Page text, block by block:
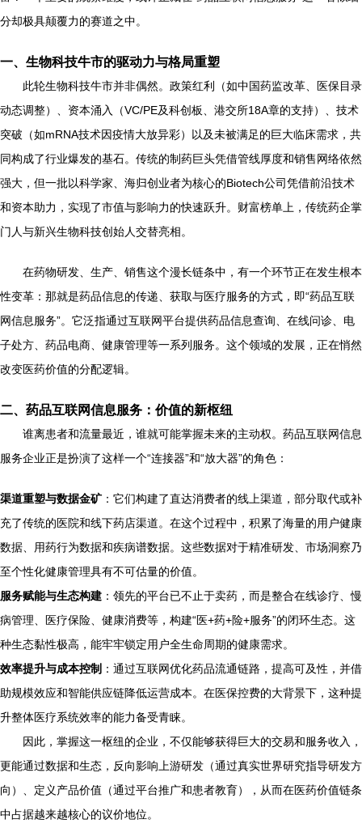
分却极具颠覆力的赛道之中。
一、生物科技牛市的驱动力与格局重塑
此轮生物科技牛市并非偶然。政策红利（如中国药监改革、医保目录
动态调整）、资本涌入（VC/PE及科创板、港交所18A章的支持）、技术
突破（如mRNA技术因疫情大放异彩）以及未被满足的巨大临床需求，共
同构成了行业爆发的基石。传统的制药巨头凭借管线厚度和销售网络依然
强大，但一批以科学家、海归创业者为核心的Biotech公司凭借前沿技术
和资本助力，实现了市值与影响力的快速跃升。财富榜单上，传统药企掌
门人与新兴生物科技创始人交替亮相。
在药物研发、生产、销售这个漫长链条中，有一个环节正在发生根本
性变革：那就是药品信息的传递、获取与医疗服务的方式，即“药品互联
网信息服务”。它泛指通过互联网平台提供药品信息查询、在线问诊、电
子处方、药品电商、健康管理等一系列服务。这个领域的发展，正在悄然
改变医药价值的分配逻辑。
二、药品互联网信息服务：价值的新枢纽
谁离患者和流量最近，谁就可能掌握未来的主动权。药品互联网信息
服务企业正是扮演了这样一个“连接器”和“放大器”的角色：
渠道重塑与数据金矿 ：它们构建了直达消费者的线上渠道，部分取代或补
充了传统的医院和线下药店渠道。在这个过程中，积累了海量的用户健康
数据、用药行为数据和疾病谱数据。这些数据对于精准研发、市场洞察乃
至个性化健康管理具有不可估量的价值。
服务赋能与生态构建 ：领先的平台已不止于卖药，而是整合在线诊疗、慢
病管理、医疗保险、健康消费等，构建“医+药+险+服务”的闭环生态。这
种生态黏性极高，能牢牢锁定用户全生命周期的健康需求。
效率提升与成本控制 ：通过互联网优化药品流通链路，提高可及性，并借
助规模效应和智能供应链降低运营成本。在医保控费的大背景下，这种提
升整体医疗系统效率的能力备受青睐。
因此，掌握这一枢纽的企业，不仅能够获得巨大的交易和服务收入，
更能通过数据和生态，反向影响上游研发（通过真实世界研究指导研发方
向）、定义产品价值（通过平台推广和患者教育），从而在医药价值链条
中占据越来越核心的议价地位。